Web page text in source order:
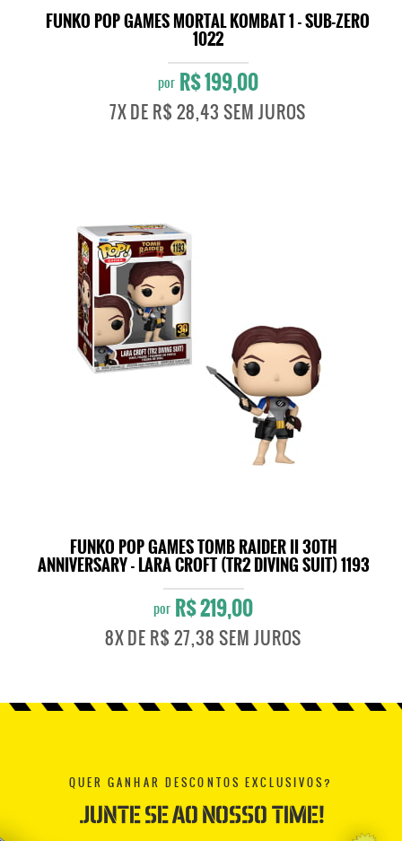
FUNKO POP GAMES MORTAL KOMBAT 1 - SUB-ZERO
1022
por R$ 199,00
7XDE R$ 28,43 SEM JUROS
FUNKO POP GAMES TOMB RAIDER II 30TH
ANNIVERSARY - LARA CROFT (TR2 DIVING SUIT) 1193
por R$ 219,00
8XDE R$ 27,38 SEM JUROS
QUER GANHAR DESCONTOS EXCLUSIVOS?
JUNTE SE AO NOSSO TIME!